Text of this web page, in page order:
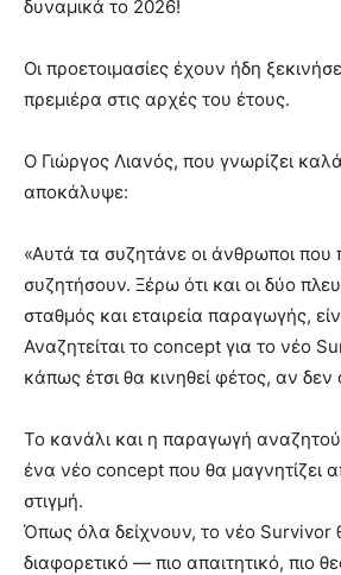
δυναμικά το 2026!
Οι προετοιμασίες έχουν ήδη
πρεμιέρα στις αρχές του έτους.
Ο Γιώργος Λιανός, που γνωρίζει
αποκάλυψε:
«Αυτά τα συζητάνε οι άνθρωποι που
συζητήσουν. Ξέρω ότι και οι δύο
σταθμός και εταιρεία παραγωγής,
Αναζητείται το concept για το νέο
κάπως έτσι θα κινηθεί φέτος, αν δεν
Το κανάλι και η παραγωγή
ένα νέο concept που θα μαγνητίζει
στιγμή.
Όπως όλα δείχνουν, το νέο Survivor
διαφορετικό — πιο απαιτητικό, πιο